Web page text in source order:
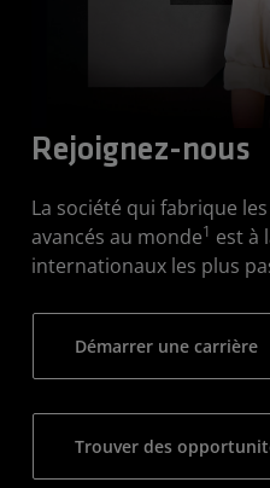
Rejoignez-nous
La société qui fabrique
avancés au monde1 est à
internationaux les plus
Démarrer une carrière
Trouver des